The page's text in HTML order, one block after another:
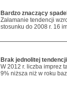
Bardzo znaczący
Załamanie tendencji
stosunku do 2008 r. 16
Brak jednolitej
W 2012 r. liczba imprez
9% niższa niż w roku